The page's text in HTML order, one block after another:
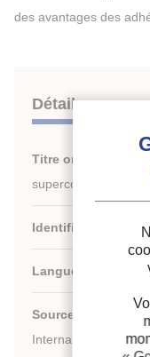
des avantages des
Détails
Titre original :
superconducting
Identifiant de la
Langues :
Source :
International